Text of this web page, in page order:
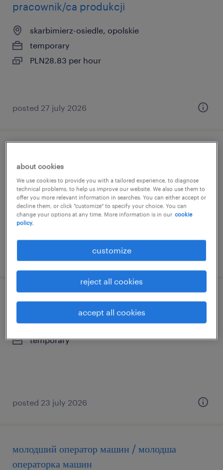
pracownik/ca produkcji
skarbimierz-osiedle, opolskie
temporary
PLN28.83 per hour
posted 27 july 2026
skarbimierz, opolskie
temporary
operator / operatorka produkcji
skarbimierz-osiedle, opolskie
temporary
posted 23 july 2026
молодший оператор машин / молодша
операторка машин
about cookies
We use cookies to provide you with a tailored experience, to diagnose
technical problems, to help us improve our website. We also use them to
offer you more relevant information in searches. You can either accept or
decline them, or click "customize" to specify your choice. You can
change your options at any time. More information is in our cookie
policy.
customize
reject all cookies
accept all cookies